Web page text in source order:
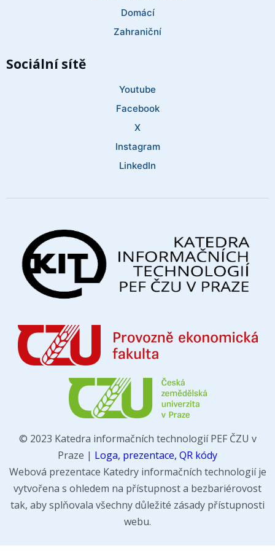
Domácí
Zahraniční
Sociální sítě
Youtube
Facebook
X
Instagram
LinkedIn
© 2023 Katedra informačních technologií PEF ČZU v
Praze | Loga, prezentace, QR kódy
Webová prezentace Katedry informačních technologií je
vytvořena s ohledem na přístupnost a bezbariérovost
tak, aby splňovala všechny důležité zásady přístupnosti
webu.